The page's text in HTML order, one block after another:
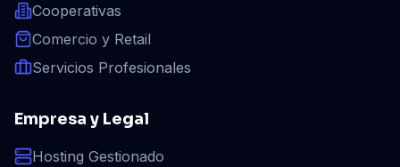
Cooperativas
Comercio y Retail
Servicios Profesionales
Empresa y Legal
Hosting Gestionado